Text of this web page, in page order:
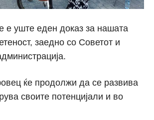
е уште еден доказ за нашата
заедно со Советот и
ќе продолжи да се развива
своите потенцијали и во